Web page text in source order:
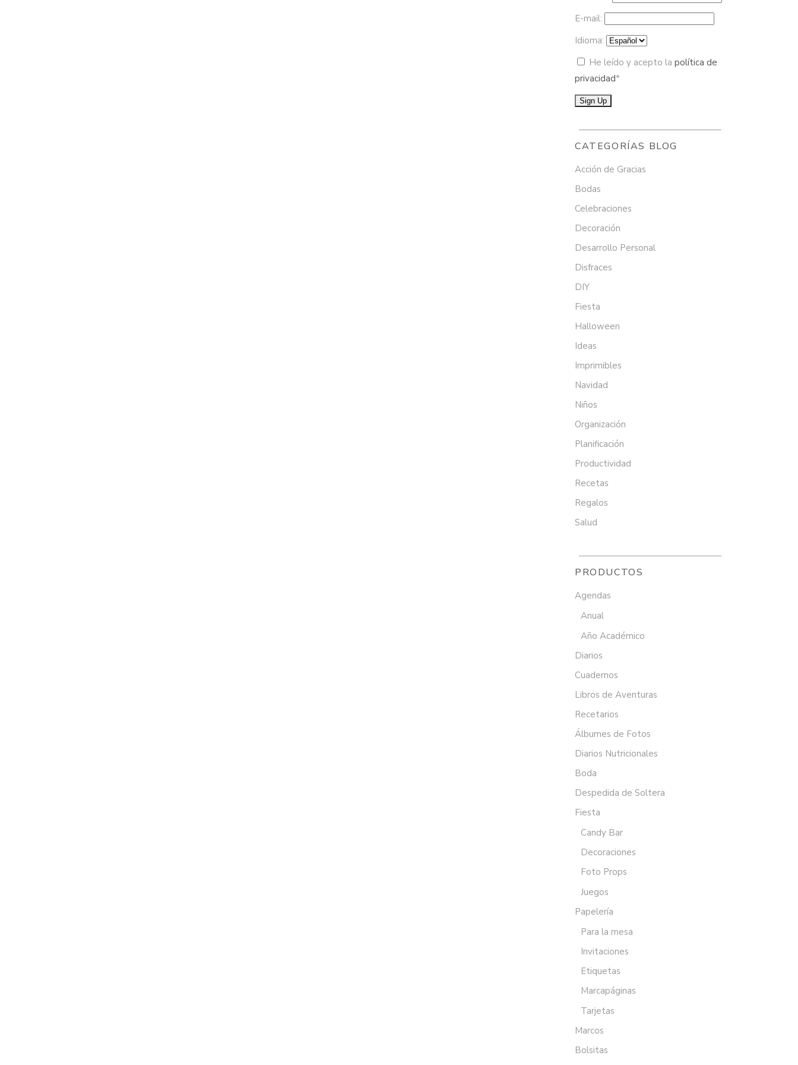
E-mail:
Idioma:
He leído y acepto la política de
privacidad*
CATEGORÍAS BLOG
Acción de Gracias
Bodas
Celebraciones
Decoración
Desarrollo Personal
Disfraces
DIY
Fiesta
Halloween
Ideas
Imprimibles
Navidad
Niños
Organización
Planificación
Productividad
Recetas
Regalos
Salud
PRODUCTOS
Agendas
Anual
Año Académico
Diarios
Cuadernos
Libros de Aventuras
Recetarios
Álbumes de Fotos
Diarios Nutricionales
Boda
Despedida de Soltera
Fiesta
Candy Bar
Decoraciones
Foto Props
Juegos
Papelería
Para la mesa
Invitaciones
Etiquetas
Marcapáginas
Tarjetas
Marcos
Bolsitas